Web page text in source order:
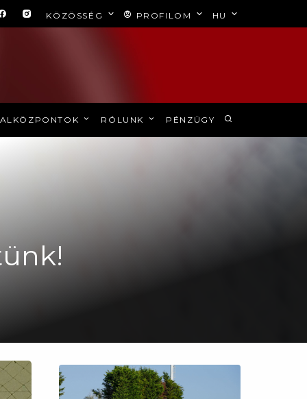
KÖZÖSSÉG PROFILOM HU
ALKÖZPONTOK RÓLUNK PÉNZÜGY